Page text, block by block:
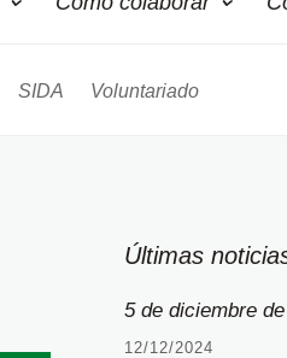
SIDA Voluntariado
Últimas
5 de diciembre
12/12/2024